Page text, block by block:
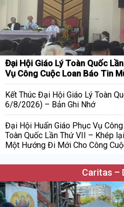
Đại Hội Giáo Lý Toàn Quốc
Vụ Công Cuộc Loan Báo Tin
Kết Thúc Đại Hội Giáo Lý Toàn
6/8/2026) – Bản Ghi Nhớ
Đại Hội Huấn Giáo Phục Vụ
Toàn Quốc Lần Thứ VII – Khép
Một Hướng Đi Mới Cho Công
Caritas –